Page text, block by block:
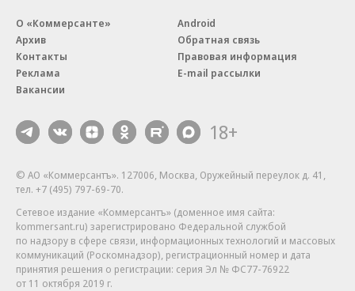
О «Коммерсанте»
Архив
Контакты
Реклама
Вакансии
Android
Обратная связь
Правовая информация
E-mail рассылки
18+
© АО «Коммерсантъ». 127006, Москва, Оружейный переулок д. 41,
тел. +7 (495) 797-69-70.
Сетевое издание «Коммерсантъ» (доменное имя сайта:
kommersant.ru) зарегистрировано Федеральной службой
по надзору в сфере связи, информационных технологий и массовых
коммуникаций (Роскомнадзор), регистрационный номер и дата
принятия решения о регистрации: серия Эл № ФС77-76922
от 11 октября 2019 г.